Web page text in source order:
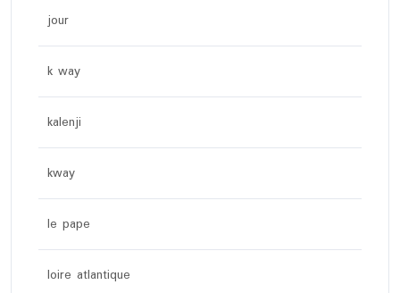
jour
k way
kalenji
kway
le pape
loire atlantique